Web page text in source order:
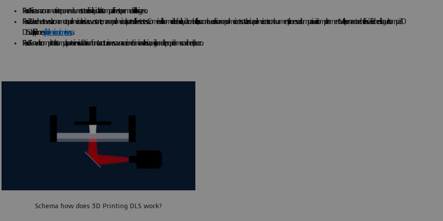
Fase 1- Si crea una zona morta interponendo uno strato di resina liquida tra la stampa e la finestra permeabile all'ossigeno.
Fase 2- La luce che attraversa la zona morta polimerizza la resina sovrastante, ma non polimerizza la parte sulla finestra stessa. Come indica il nome di interfaccia liquida continua, il flusso continuo di resina non polimerizzata sotto la resina polimerizzata continua mentre il processo di stampa si avvia al completamento. Vale la pena notare che la fase 2 è ciò che distingue la stampa 3D
DLS da altri tipi di processidi polimerizzazione in vasca
Fase 3- una volta completata la stampa, la parte viene riscaldata in un forno. La cottura innesca una reazione chimica nella resina, migliorando le proprietà meccaniche del pezzo.
Schema how does 3D Printing DLS work?